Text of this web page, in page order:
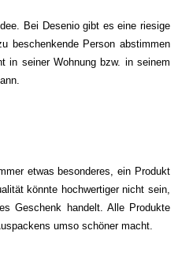
Bei Desenio gibt es eine riesige
beschenkende Person abstimmen
in seiner Wohnung bzw. in seinem
etwas besonderes, ein Produkt
könnte hochwertiger nicht sein,
Geschenk handelt. Alle Produkte
umso schöner macht.